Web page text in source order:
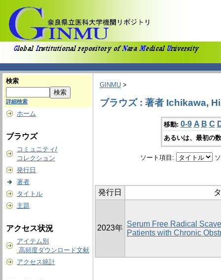
検索
詳細検索
ホーム
ブラウズ
コミュニティ/
コレクション
発行日
著者
タイトル
主題
アクセス状況
アイテム別
高頻度ダウンロード文献
アクセス統計
GINMU >
ブラウズ : 著者 Ichikawa,
移動: 0-9 A B C
あるいは、最初の
ソート項目:
発行日
2023年 Serum Free Radical
Patients with Chronic